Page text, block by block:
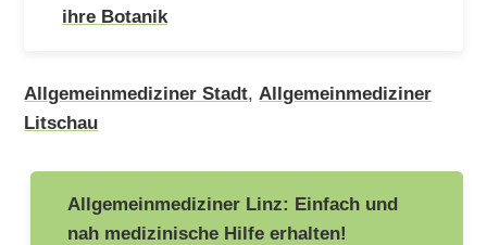
ihre Botanik
Allgemeinmediziner Stadt, Allgemeinmediziner
Litschau
Beitragsnavigation
Allgemeinmediziner Linz: Einfach und
nah medizinische Hilfe erhalten!